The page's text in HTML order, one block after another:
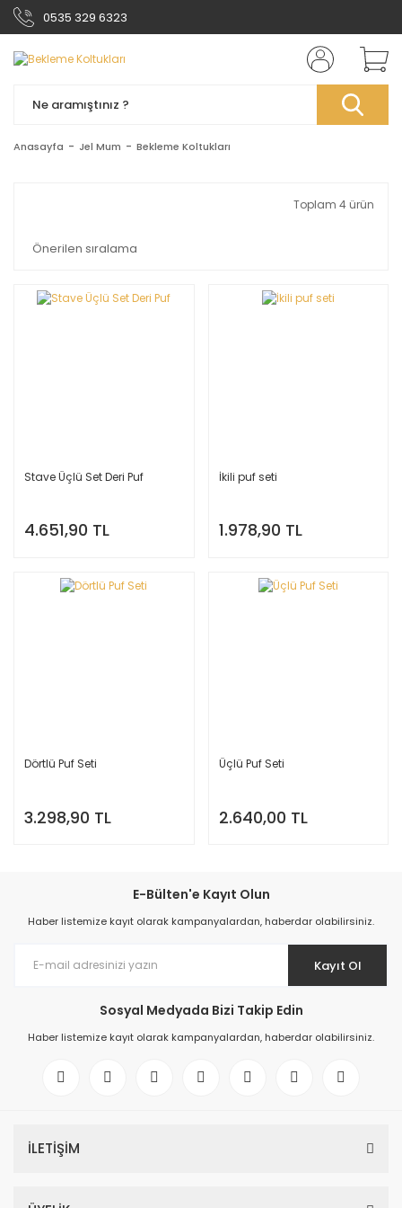
0535 329 6323
Anasayfa Jel Mum Bekleme Koltukları
Toplam 4 ürün
Stave Üçlü Set Deri Puf
4.651,90 TL
İkili puf seti
1.978,90 TL
Dörtlü Puf Seti
3.298,90 TL
Üçlü Puf Seti
2.640,00 TL
E-Bülten'e Kayıt Olun
Haber listemize kayıt olarak kampanyalardan, haberdar olabilirsiniz.
Kayıt Ol
Sosyal Medyada Bizi Takip Edin
Haber listemize kayıt olarak kampanyalardan, haberdar olabilirsiniz.
İLETİŞİM